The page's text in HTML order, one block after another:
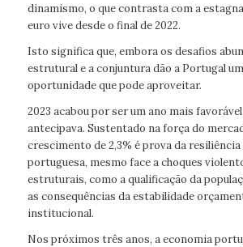
dinamismo, o que contrasta com a
euro vive desde o final de 2022.
Isto significa que, embora os desafios
estrutural e a conjuntura dão a Portugal
oportunidade que pode aproveitar.
2023 acabou por ser um ano mais
antecipava. Sustentado na força do
crescimento de 2,3% é prova da
portuguesa, mesmo face a choques
estruturais, como a qualificação da
as consequências da estabilidade
institucional.
Nos próximos três anos, a economia